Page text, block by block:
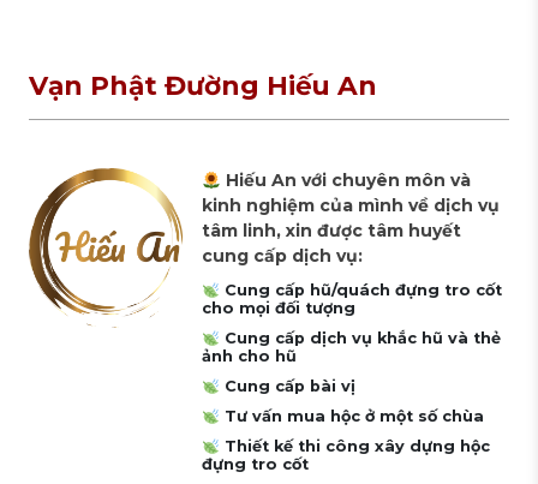
Vạn Phật Đường Hiếu An
Hiếu An với chuyên môn và
kinh nghiệm của mình về dịch vụ
tâm linh, xin được tâm huyết
cung cấp dịch vụ:
Cung cấp hũ/quách đựng tro cốt
cho mọi đối tượng
Cung cấp dịch vụ khắc hũ và thẻ
ảnh cho hũ
Cung cấp bài vị
Tư vấn mua hộc ở một số chùa
Thiết kế thi công xây dựng hộc
đựng tro cốt